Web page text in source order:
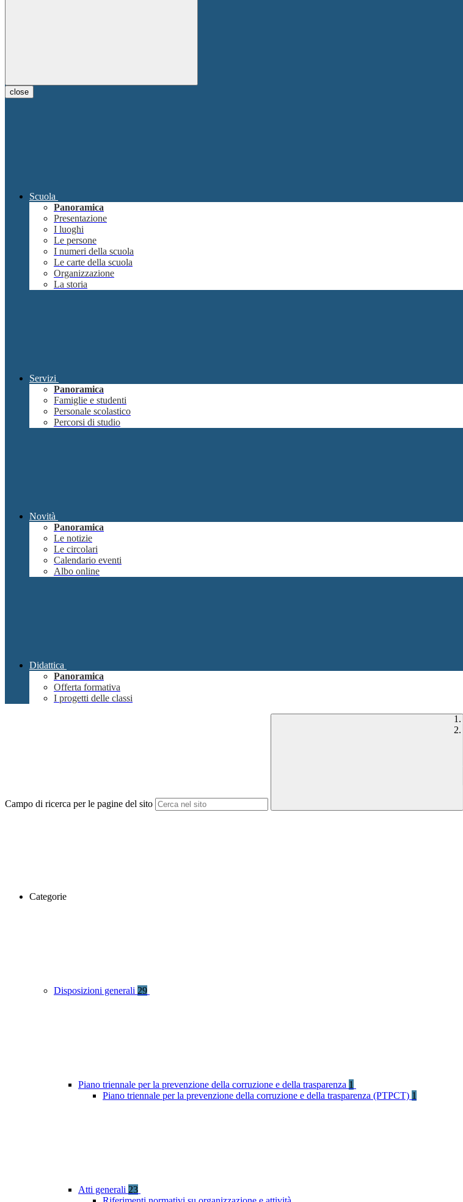
close
Scuola
Panoramica
Presentazione
I luoghi
Le persone
I numeri della scuola
Le carte della scuola
Organizzazione
La storia
Servizi
Panoramica
Famiglie e studenti
Personale scolastico
Percorsi di studio
Novità
Panoramica
Le notizie
Le circolari
Calendario eventi
Albo online
Didattica
Panoramica
Offerta formativa
I progetti delle classi
Campo di ricerca per le pagine del sito
Categorie
Disposizioni generali 29
Piano triennale per la prevenzione della corruzione e della trasparenza 1
Piano triennale per la prevenzione della corruzione e della trasparenza (PTPCT) 1
Atti generali 23